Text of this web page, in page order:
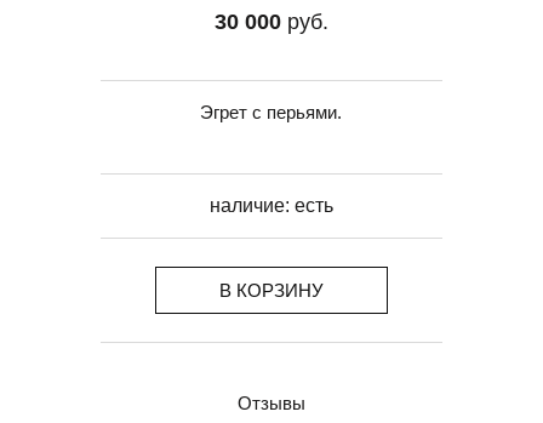
Эгрет с перьями.
наличие: есть
30 000руб.
В КОРЗИНУ
Отзывы